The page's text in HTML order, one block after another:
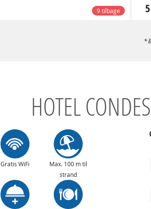
9 tilbage 5
HOTEL
Gratis WiFi
Max. 100 m til
strand